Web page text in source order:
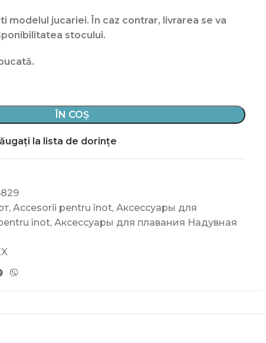
modelul jucariei. În caz contrar, livrarea se va
stocului.
ÎN COȘ
la lista de dorințe
, Accesorii pentru înot, Аксессуары для
înot, Аксессуары для плавания Надувная